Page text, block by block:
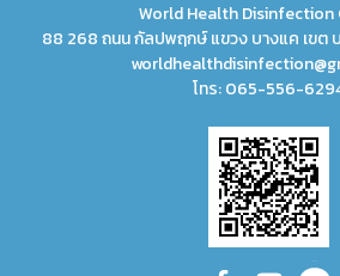
World Health Disinfection
88 268 ถนน กัลปพฤกษ์ แขวง บางแค เขต
โทร:065-556-